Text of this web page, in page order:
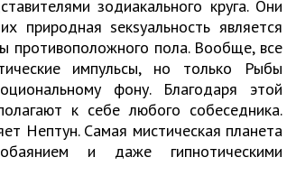
зодиакального круга. Они
природная sекsуальность является
противоположного пола. Вообще, все
импульсы, но только Рыбы
фону. Благодаря этой
к себе любого собеседника.
Нептун. Самая мистическая планета
и даже гипнотическими